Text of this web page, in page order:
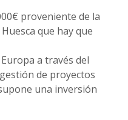
proveniente de la
que hay que
a través del
de proyectos
una inversión